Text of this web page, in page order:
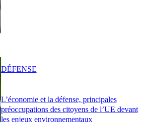
L’économie et la défense, principales
préoccupations des citoyens de l’UE devant
les enjeux environnementaux
DÉFENSE